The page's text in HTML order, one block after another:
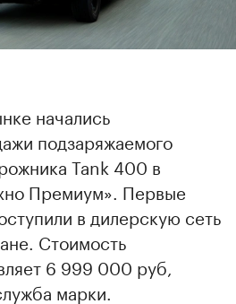
начались
подзаряжаемого
Tank 400 в
Премиум». Первые
в дилерскую сеть
Стоимость
6 999 000 руб,
марки.